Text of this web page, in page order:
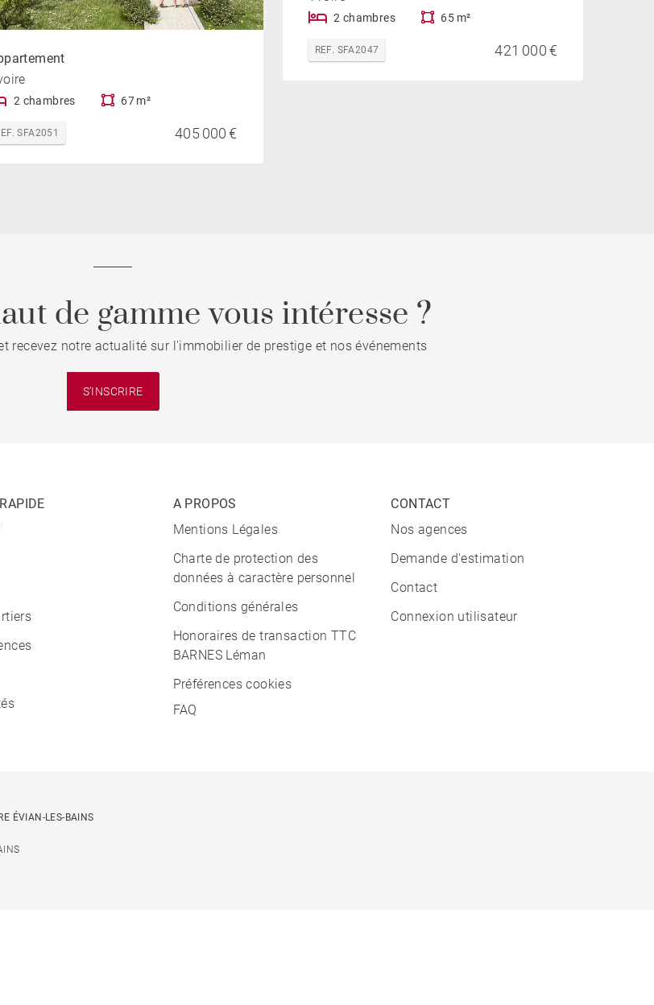
2 chambres 67 m²
SFA2051 405 000 €
2 chambres 65 m²
REF. SFA2047 421 000 €
de gamme vous intéresse ?
recevez notre actualité sur l'immobilier de prestige et nos événements
S'INSCRIRE
A PROPOS
Mentions Légales
Charte de protection des
données à caractère personnel
Conditions générales
Honoraires de transaction TTC
BARNES Léman
Préférences cookies
FAQ
CONTACT
Nos agences
Demande d'estimation
Contact
Connexion utilisateur
ÉVIAN-LES-BAINS